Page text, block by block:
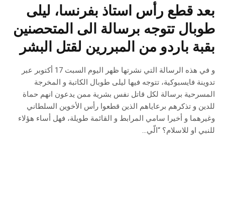
بعد قطع رأس استاذ بفرنسا، ليلى
طوبال تتوجه برسالة الى المتحصنين
بقبة باردو من المبررين لقتل البشر
و في هذه الرسالة التي نشرتها ظهر اليوم السبت 17 أكتوبر عبر
تدوينة فايسبوكية، تتوجه فيها ليلى طوبال الكاتبة و المخرجة
المسرحية برسالة لكل قاتل نفس بشرية ممن يدعون انهم حماة
للدين و تذكرهم برعاياهم الذين قطعوا رأس الأخوين السلطاني
وغيرهما و أخيرا سامي المرابط و القائمة طويلة، فهل أساء هؤلاء
للنبي او للاسلام؟ “الّي...